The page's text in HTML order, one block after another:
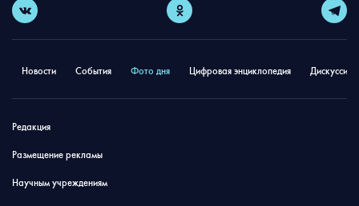
Новости События Фото дня Цифровая энциклопедия
Редакция
Размещение рекламы
Научным учреждениям